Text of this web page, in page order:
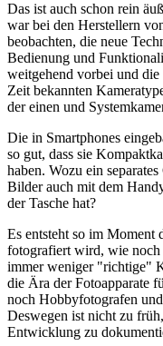
Das ist auch schon rein
war bei den Herstellern
beobachten, die neue
Bedienung und
weitgehend vorbei und die
Zeit bekannten
der einen und
Die in Smartphones
so gut, dass sie
haben. Wozu ein
Bilder auch mit dem
der Tasche hat?
Es entsteht so im Moment
fotografiert wird, wie
immer weniger "richtige"
die Ära der Fotoapparate
noch Hobbyfotografen
Deswegen ist nicht zu
Entwicklung zu